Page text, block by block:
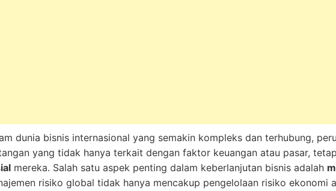
dunia bisnis internasional yang semakin kompleks dan terhubung,
yang tidak hanya terkait dengan faktor keuangan atau pasar,
mereka. Salah satu aspek penting dalam keberlanjutan bisnis adalah
risiko global tidak hanya mencakup pengelolaan risiko ekonomi